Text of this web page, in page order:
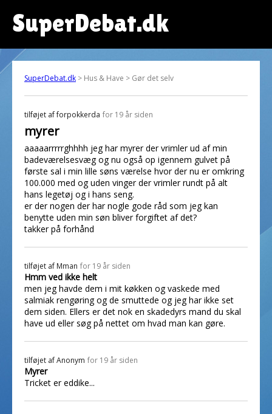
SuperDebat.dk
SuperDebat.dk > Hus & Have > Gør det selv
tilføjet afforpokkerda for 19 år siden
myrer
aaaaarrrrrghhhh jeg har myrer der vrimler ud af min
badeværelsesvæg og nu også op igennem gulvet på
første sal i min lille søns værelse hvor der nu er omkring
100.000 med og uden vinger der vrimler rundt på alt
hans legetøj og i hans seng.
er der nogen der har nogle gode råd som jeg kan
benytte uden min søn bliver forgiftet af det?
takker på forhånd
tilføjet af Mman for 19 år siden
Hmm ved ikke helt
men jeg havde dem i mit køkken og vaskede med
salmiak rengøring og de smuttede og jeg har ikke set
dem siden. Ellers er det nok en skadedyrs mand du skal
have ud eller søg på nettet om hvad man kan gøre.
tilføjet afAnonym for 19 år siden
Myrer
Tricket er eddike...